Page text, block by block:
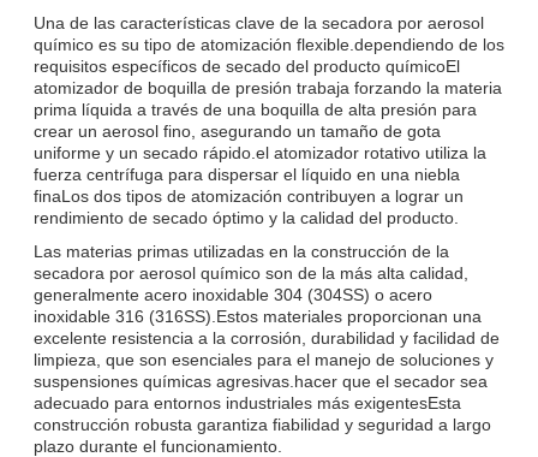
Una de las características clave de la secadora por aerosol
químico es su tipo de atomización flexible.dependiendo de los
requisitos específicos de secado del producto químicoEl
atomizador de boquilla de presión trabaja forzando la materia
prima líquida a través de una boquilla de alta presión para
crear un aerosol fino, asegurando un tamaño de gota
uniforme y un secado rápido.el atomizador rotativo utiliza la
fuerza centrífuga para dispersar el líquido en una niebla
finaLos dos tipos de atomización contribuyen a lograr un
rendimiento de secado óptimo y la calidad del producto.
Las materias primas utilizadas en la construcción de la
secadora por aerosol químico son de la más alta calidad,
generalmente acero inoxidable 304 (304SS) o acero
inoxidable 316 (316SS).Estos materiales proporcionan una
excelente resistencia a la corrosión, durabilidad y facilidad de
limpieza, que son esenciales para el manejo de soluciones y
suspensiones químicas agresivas.hacer que el secador sea
adecuado para entornos industriales más exigentesEsta
construcción robusta garantiza fiabilidad y seguridad a largo
plazo durante el funcionamiento.